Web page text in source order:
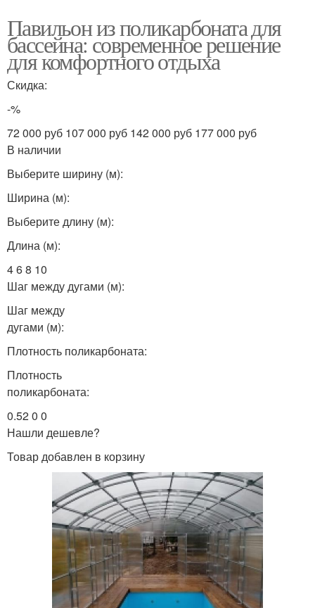
Павильон из поликарбоната для
бассейна: современное решение
для комфортного отдыха
Скидка:
-%
72 000 руб 107 000 руб 142 000 руб 177 000 руб
В наличии
Выберите ширину (м):
Ширина (м):
Выберите длину (м):
Длина (м):
4 6 8 10
Шаг между дугами (м):
Шаг между
дугами (м):
Плотность поликарбоната:
Плотность
поликарбоната:
0.52 0 0
Нашли дешевле?
Товар добавлен в корзину